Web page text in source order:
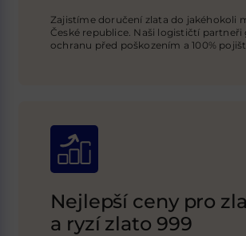
Zajistíme doručení zlata do jakéhokoli
České republice. Naši logističtí partneři
ochranu před poškozením a 100%
Nejlepší ceny pro
a ryzí zlato 999